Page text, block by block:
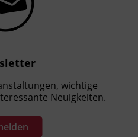
wichtige
Neuigkeiten.